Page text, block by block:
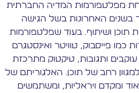
מפלטפורמות המדיה החברתית
בשנים האחרונות בשל הגישה
תוכן ושיתוף. בעוד שפלטפורמות
כמו פייסבוק, טוויטר ואינסטגרם
ותגובות, טיקטוק מתרכזת
רחב של תוכן. האלגוריתם של
ומקדם ויראליות, ומשתמשים